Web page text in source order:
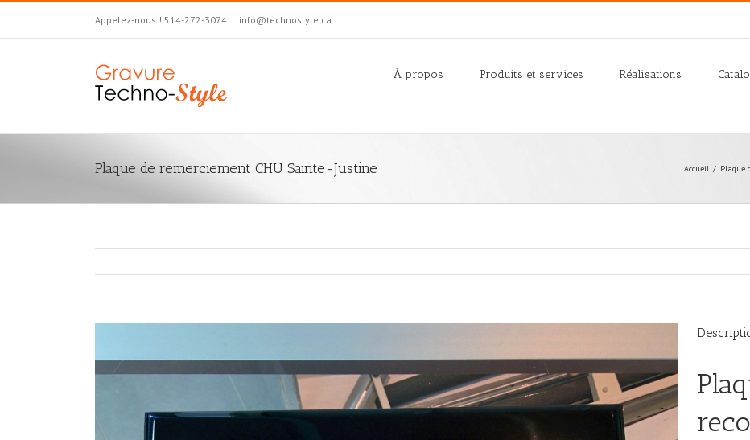
Appelez-nous ! 514-272-3074 | info@technostyle.ca
À propos Produits et services Réalisations
Plaque de remerciement CHU Sainte-Justine Accueil / Plaque